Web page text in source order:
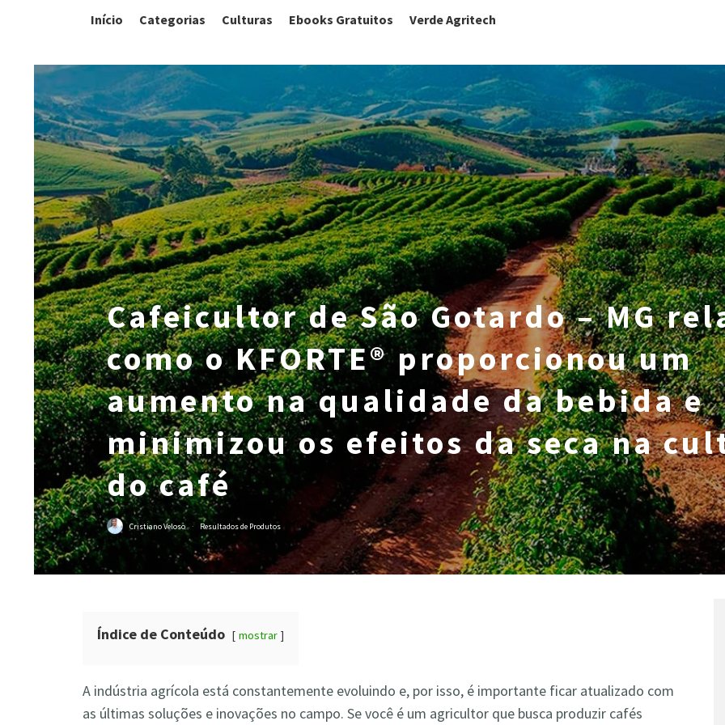
Início Categorias Culturas Ebooks Gratuitos Verde Agritech
Cafeicultor de São Gotardo – MG
como o KFORTE® proporcionou um
aumento na qualidade da bebida e
minimizou os efeitos da seca na
do café
Cristiano Veloso · Resultados de Produtos
Índice de Conteúdo mostrar
A indústria agrícola está constantemente evoluindo e, por isso, é importante ficar atualizado com
as últimas soluções e inovações no campo. Se você é um agricultor que busca produzir cafés